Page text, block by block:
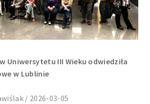
Uniwersytetu III Wieku odwiedziła
w Lublinie
/ 2026-03-05